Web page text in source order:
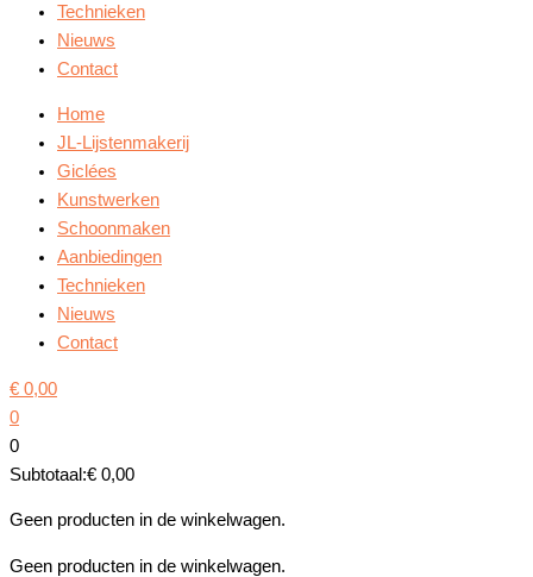
Technieken
Nieuws
Contact
Home
JL-Lijstenmakerij
Giclées
Kunstwerken
Schoonmaken
Aanbiedingen
Technieken
Nieuws
Contact
€ 0,00
0
0
Subtotaal:€ 0,00
Geen producten in de winkelwagen.
Geen producten in de winkelwagen.